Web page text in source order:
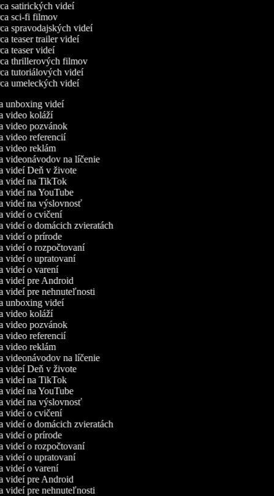
satirických videí
sci-fi filmov
spravodajských videí
teaser trailer videí
teaser videí
thrillerových filmov
tutoriálových videí
umeleckých videí
unboxing videí
video koláží
video pozvánok
video referencií
video reklám
videonávodov na líčenie
videí Deň v živote
videí na TikTok
videí na YouTube
videí na výslovnosť
videí o cvičení
videí o domácich zvieratách
videí o prírode
videí o rozpočtovaní
videí o upratovaní
videí o varení
videí pre Android
videí pre nehnuteľnosti
unboxing videí
video koláží
video pozvánok
video referencií
video reklám
videonávodov na líčenie
videí Deň v živote
videí na TikTok
videí na YouTube
videí na výslovnosť
videí o cvičení
videí o domácich zvieratách
videí o prírode
videí o rozpočtovaní
videí o upratovaní
videí o varení
videí pre Android
videí pre nehnuteľnosti